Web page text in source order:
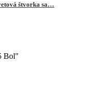
štvorka sa…
Bol"